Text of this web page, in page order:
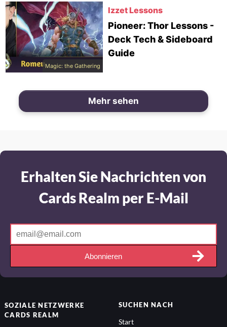
Magic: the Gathering
Izzet Lessons
Pioneer: Thor Lessons -
Deck Tech & Sideboard
Guide
Mehr sehen
Erhalten Sie Nachrichten von
Cards Realm per E-Mail
Abonnieren
SOZIALE NETZWERKE
CARDS REALM
SUCHEN NACH
Start